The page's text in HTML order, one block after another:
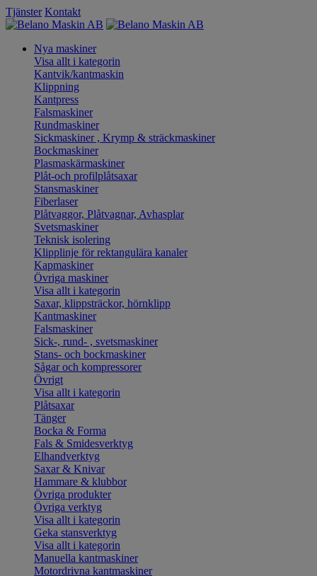
Tjänster Kontakt
Nya maskiner
Visa allt i kategorin
Kantvik/kantmaskin
Klippning
Kantpress
Falsmaskiner
Rundmaskiner
Sickmaskiner , Krymp & sträckmaskiner
Bockmaskiner
Plasmaskärmaskiner
Plåt-och profilplåtsaxar
Stansmaskiner
Fiberlaser
Plåtvaggor, Plåtvagnar, Avhasplar
Svetsmaskiner
Teknisk isolering
Klipplinje för rektangulära kanaler
Kapmaskiner
Övriga maskiner
Visa allt i kategorin
Saxar, klippsträckor, hörnklipp
Kantmaskiner
Falsmaskiner
Sick-, rund- , svetsmaskiner
Stans- och bockmaskiner
Sågar och kompressorer
Övrigt
Visa allt i kategorin
Plåtsaxar
Tänger
Bocka & Forma
Fals & Smidesverktyg
Elhandverktyg
Saxar & Knivar
Hammare & klubbor
Övriga produkter
Övriga verktyg
Visa allt i kategorin
Geka stansverktyg
Visa allt i kategorin
Manuella kantmaskiner
Motordrivna kantmaskiner